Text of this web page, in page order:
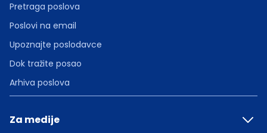
Pretraga poslova
Poslovi na email
Upoznajte poslodavce
Dok tražite posao
Arhiva poslova
Za medije